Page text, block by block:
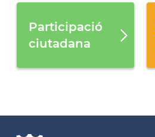
Participació
ciutadana